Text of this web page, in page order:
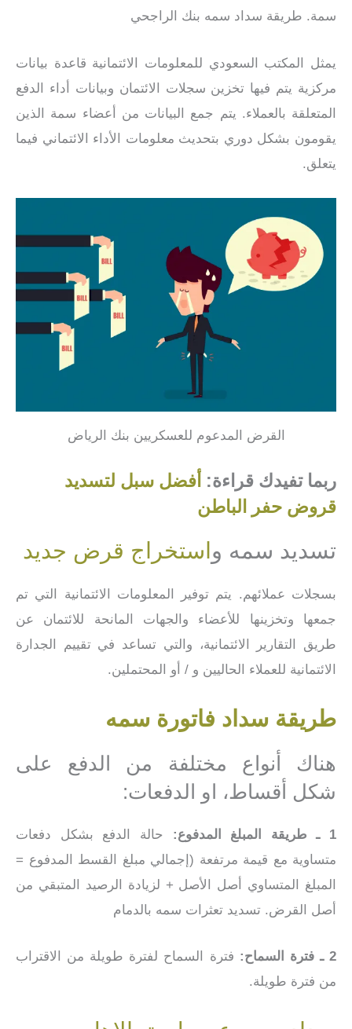
سمة. طريقة سداد سمه بنك الراجحي
يمثل المكتب السعودي للمعلومات الائتمانية قاعدة بيانات
مركزية يتم فيها تخزين سجلات الائتمان وبيانات أداء الدفع
المتعلقة بالعملاء. يتم جمع البيانات من أعضاء سمة الذين
يقومون بشكل دوري بتحديث معلومات الأداء الائتماني فيما
يتعلق.
القرض المدعوم للعسكريين بنك الرياض
ربما تفيدك قراءة: أفضل سبل لتسديد
قروض حفر الباطن
تسديد سمه واستخراج قرض جديد
بسجلات عملائهم. يتم توفير المعلومات الائتمانية التي تم
جمعها وتخزينها للأعضاء والجهات المانحة للائتمان عن
طريق التقارير الائتمانية، والتي تساعد في تقييم الجدارة
الائتمانية للعملاء الحاليين و / أو المحتملين.
طريقة سداد فاتورة سمه
هناك أنواع مختلفة من الدفع على
شكل أقساط، او الدفعات:
1 ـ طريقة المبلغ المدفوع:
حالة الدفع بشكل دفعات
متساوية مع قيمة مرتفعة (إجمالي مبلغ القسط المدفوع =
المبلغ المتساوي أصل الأصل + لزيادة الرصيد المتبقي من
أصل القرض. تسديد تعثرات سمه بالدمام
2 ـ فترة السماح:
فترة السماح لفترة طويلة من الاقتراب
من فترة طويلة.